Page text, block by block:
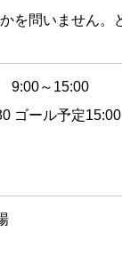
を問いません。
9:00～15:00
ゴール予定15:00